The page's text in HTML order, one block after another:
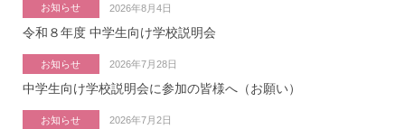
お知らせ 2026年8月4日
令和８年度 中学生向け学校説明会
お知らせ 2026年7月28日
中学生向け学校説明会に参加の皆様へ（お願い）
お知らせ 2026年7月2日